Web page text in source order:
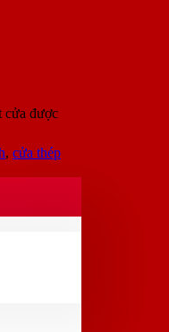
cửa được
, cửa thép